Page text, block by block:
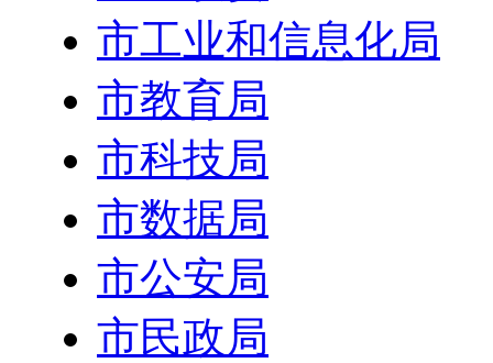
市工业和信息化局
市教育局
市科技局
市数据局
市公安局
市民政局